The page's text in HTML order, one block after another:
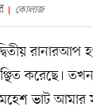
কোলাজ
দ্বিতীয়
করেছে।
ভাট আমার